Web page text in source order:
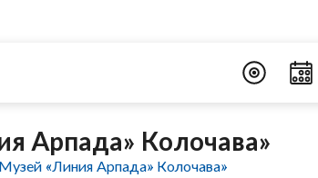
Арпада» Колочава»
«Линия Арпада» Колочава»